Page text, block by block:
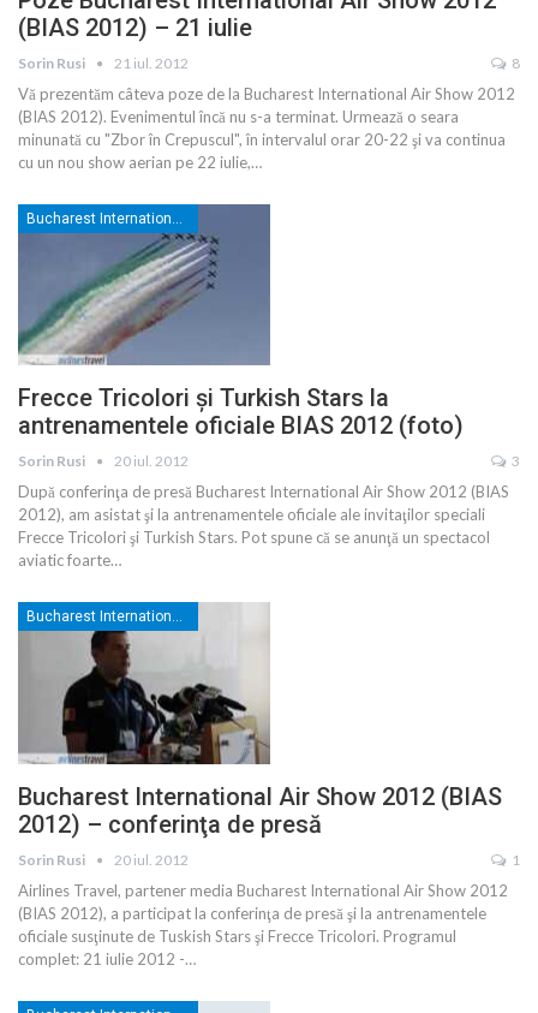
(BIAS 2012) – 21 iulie
Sorin Rusi 21 iul. 2012 8
Vă prezentăm câteva poze de la Bucharest International Air Show 2012
(BIAS 2012). Evenimentul încă nu s-a terminat. Urmează o seara
minunată cu "Zbor în Crepuscul", în intervalul orar 20-22 şi va continua
cu un nou show aerian pe 22 iulie,…
Bucharest International Air Show
Frecce Tricolori şi Turkish Stars la
antrenamentele oficiale BIAS 2012 (foto)
Sorin Rusi 20 iul. 2012 3
După conferinţa de presă Bucharest International Air Show 2012 (BIAS
2012), am asistat şi la antrenamentele oficiale ale invitaţilor speciali
Frecce Tricolori şi Turkish Stars. Pot spune că se anunţă un spectacol
aviatic foarte…
Bucharest International Air Show
Bucharest International Air Show 2012 (BIAS
2012) – conferinţa de presă
Sorin Rusi 20 iul. 2012 1
Airlines Travel, partener media Bucharest International Air Show 2012
(BIAS 2012), a participat la conferinţa de presă şi la antrenamentele
oficiale susţinute de Tuskish Stars şi Frecce Tricolori. Programul
complet: 21 iulie 2012 -…